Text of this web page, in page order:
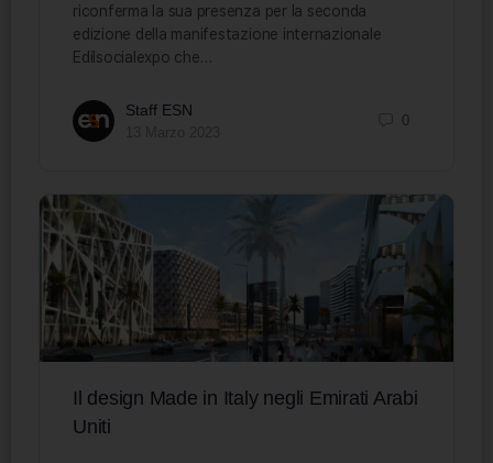
riconferma la sua presenza per la seconda
edizione della manifestazione internazionale
Edilsocialexpo che…
Staff ESN
0
Il design Made in Italy negli Emirati Arabi
Uniti